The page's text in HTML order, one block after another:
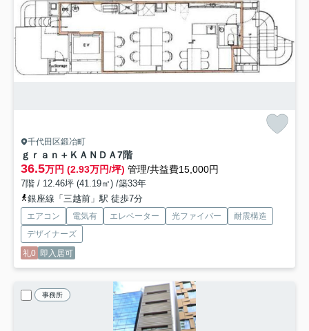
千代田区鍛冶町
ｇｒａｎ＋ＫＡＮＤＡ7階
36.5万円 (2.93万円/坪) 管理/共益費15,000円
7階 / 12.46坪 (41.19㎡) /築33年
銀座線「三越前」駅 徒歩7分
エアコン 電気有 エレベーター 光ファイバー
耐震構造
デザイナーズ
礼0 即入居可
事務所